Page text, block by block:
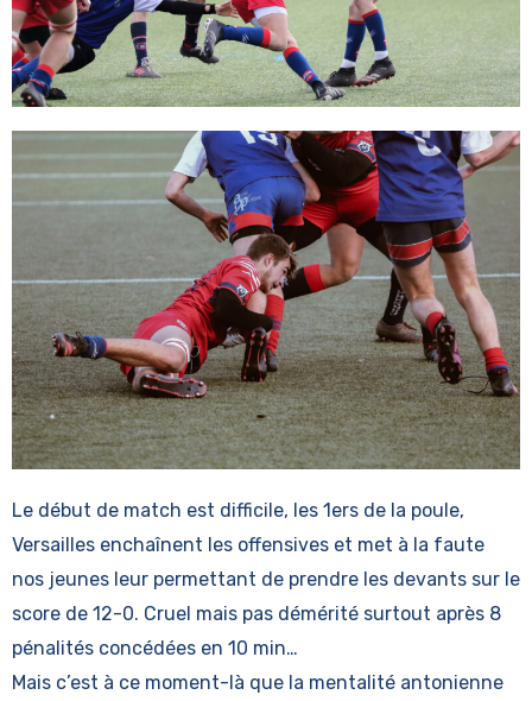
Le début de match est difficile, les 1ers de la poule,
Versailles enchaînent les offensives et met à la faute
nos jeunes leur permettant de prendre les devants sur le
score de 12-0. Cruel mais pas démérité surtout après 8
pénalités concédées en 10 min…
Mais c’est à ce moment-là que la mentalité antonienne